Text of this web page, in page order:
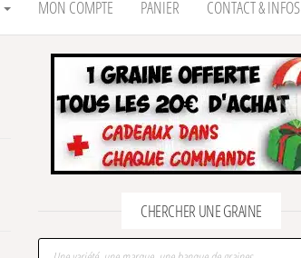
MON COMPTE PANIER CONTACT & INFOS
CHERCHER UNE GRAINE
Recherche de produits